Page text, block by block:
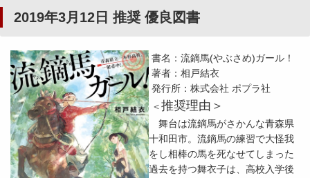
2019年3月12日 推奨 優良図書
書名：流鏑馬(やぶさめ)ガール！
著者：相戸結衣
発行所：株式会社 ポプラ社
＜推奨理由＞
舞台は流鏑馬がさかんな青森県
十和田市。流鏑馬の練習で大怪我
をし相棒の馬を死なせてしまった
過去を持つ舞衣子は、高校入学後